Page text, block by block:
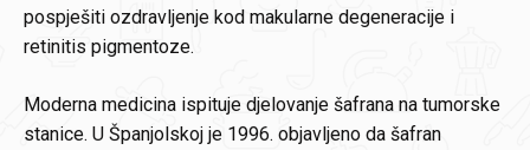
pospješiti ozdravljenje kod makularne degeneracije i
retinitis pigmentoze.
Moderna medicina ispituje djelovanje šafrana na tumorske
stanice. U Španjolskoj je 1996. objavljeno da šafran